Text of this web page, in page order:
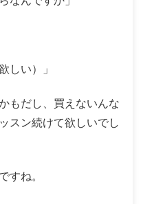
しい）」
もだし、買えないんな
スン続けて欲しいでし
すね。